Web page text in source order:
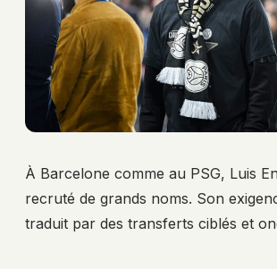
À Barcelone comme au PSG, Luis
recruté de grands noms. Son
traduit par des transferts ciblés et